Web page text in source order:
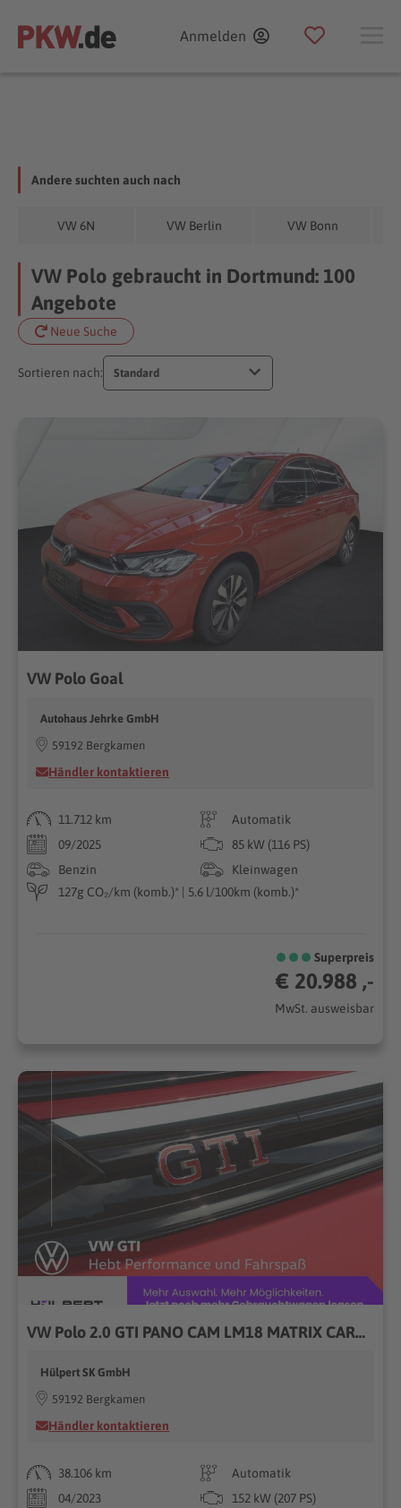
Anmelden
Andere suchten auch nach
VW 6N VW Berlin VW Bonn
VW Polo gebraucht in Dortmund: 100
Angebote
Neue Suche
Sortieren nach: Standard
VW Polo Goal
Autohaus Jehrke GmbH
59192 Bergkamen
Händler kontaktieren
11.712 km
Automatik
09/2025
85 kW (116 PS)
Benzin
Kleinwagen
127g CO₂/km (komb.)* | 5.6 l/100km (komb.)*
Superpreis
€ 20.988 ,-
MwSt. ausweisbar
VW Polo 2.0 GTI PANO CAM LM18 MATRIX CARPLAY DAB+
Hülpert SK GmbH
59192 Bergkamen
Händler kontaktieren
38.106 km
Automatik
04/2023
152 kW (207 PS)